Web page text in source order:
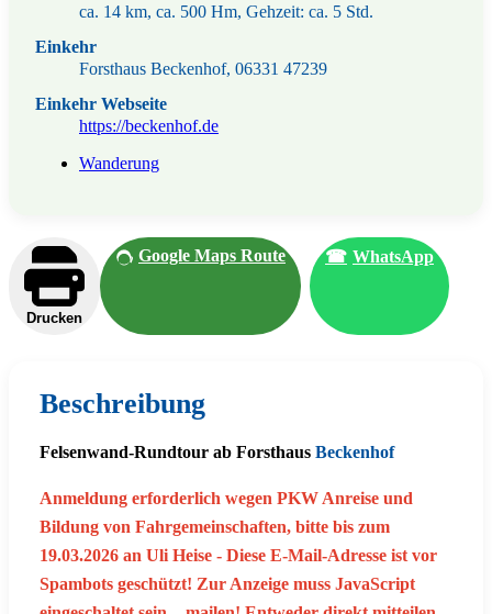
ca. 14 km, ca. 500 Hm, Gehzeit: ca. 5 Std.
Einkehr
Forsthaus Beckenhof, 06331 47239
Einkehr Webseite
https://beckenhof.de
Wanderung
Drucken
Google Maps Route ☎ WhatsApp
Beschreibung
Felsenwand-Rundtour ab Forsthaus Beckenhof
Anmeldung erforderlich wegen PKW Anreise und
Bildung von Fahrgemeinschaften, bitte bis zum
19.03.2026 an Uli Heise - Diese E-Mail-Adresse ist vor
Spambots geschützt! Zur Anzeige muss JavaScript